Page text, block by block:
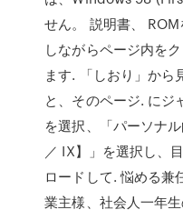
せん。 説明書、
しながらページ内を
ます. 「しおり」から
と、そのページ. にジ
を選択、「パーソナ
／ IX】」を選択し、
ロードして. 悩める兼
業主様、社会人一年